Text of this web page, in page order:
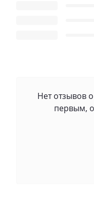
Нет отзывов
первым,